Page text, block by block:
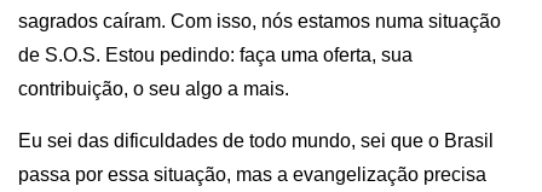
sagrados caíram. Com isso, nós estamos numa situação
de S.O.S. Estou pedindo: faça uma oferta, sua
contribuição, o seu algo a mais.
Eu sei das dificuldades de todo mundo, sei que o Brasil
passa por essa situação, mas a evangelização precisa